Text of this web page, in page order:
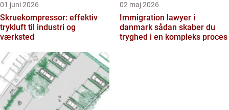
01 juni 2026
Skruekompressor: effektiv
trykluft til industri og
værksted
02 maj 2026
Immigration lawyer i
danmark sådan skaber du
tryghed i en kompleks proces